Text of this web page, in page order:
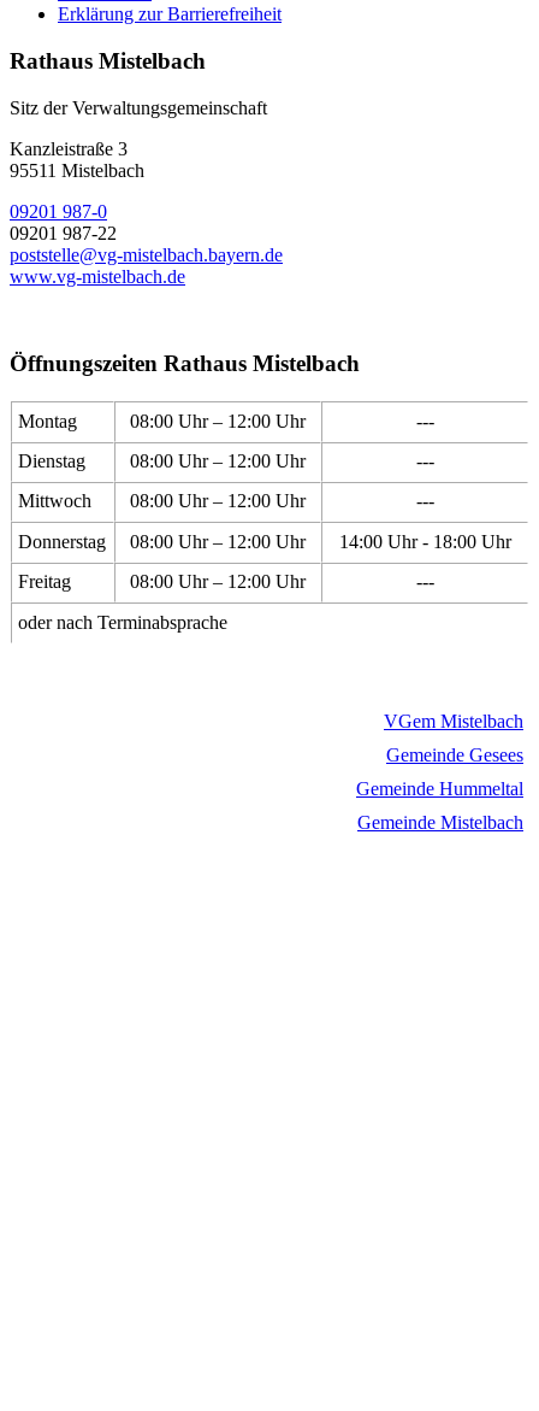
Erklärung zur Barrierefreiheit
Rathaus Mistelbach
Sitz der Verwaltungsgemeinschaft
Kanzleistraße 3
95511 Mistelbach
09201 987-0
09201 987-22
poststelle@vg-mistelbach.bayern.de
www.vg-mistelbach.de
Öffnungszeiten Rathaus Mistelbach
Montag 08:00 Uhr – 12:00 Uhr
---
Dienstag
08:00 Uhr – 12:00 Uhr
---
Mittwoch
08:00 Uhr – 12:00 Uhr
---
Donnerstag
08:00 Uhr – 12:00 Uhr
14:00 Uhr - 18:00 Uhr
Freitag
08:00 Uhr – 12:00 Uhr
---
oder nach Terminabsprache
VGem Mistelbach
Gemeinde Gesees
Gemeinde Hummeltal
Gemeinde Mistelbach